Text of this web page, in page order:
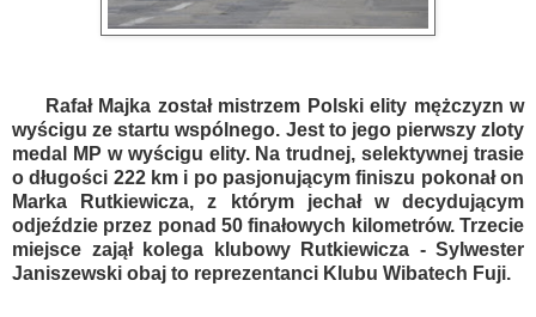
Rafał Majka został mistrzem Polski elity mężczyzn w
wyścigu ze startu wspólnego. Jest to jego pierwszy zloty
medal MP w wyścigu elity. Na trudnej, selektywnej trasie
o długości 222 km i po pasjonującym finiszu pokonał on
Marka Rutkiewicza, z którym jechał w decydującym
odjeździe przez ponad 50 finałowych kilometrów. Trzecie
miejsce zajął kolega klubowy Rutkiewicza - Sylwester
Janiszewski obaj to reprezentanci Klubu Wibatech Fuji.